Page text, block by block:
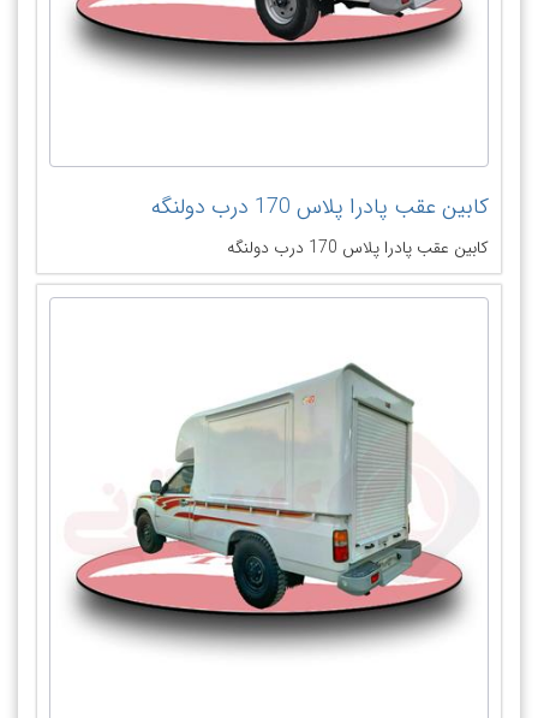
کابین عقب پادرا پلاس 170 درب دولنگه
کابین عقب پادرا پلاس 170 درب دولنگه